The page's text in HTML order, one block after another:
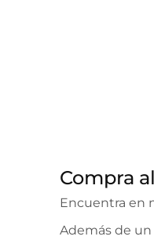
Compra
Encuentra en
Además de